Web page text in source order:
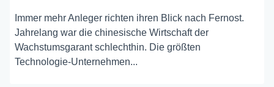
Immer mehr Anleger richten ihren Blick nach Fernost.
Jahrelang war die chinesische Wirtschaft der
Wachstumsgarant schlechthin. Die größten
Technologie-Unternehmen...